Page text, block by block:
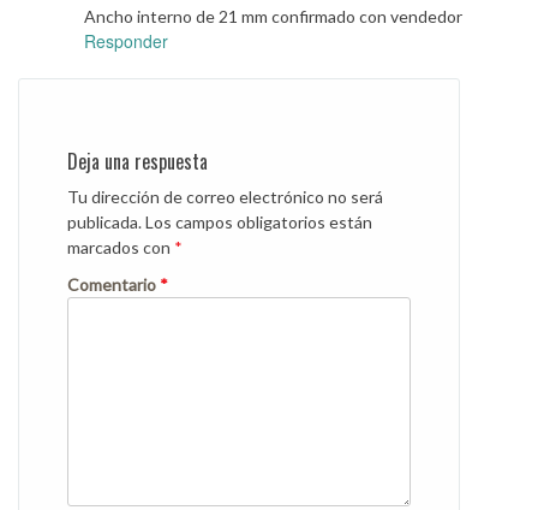
Ancho interno de 21 mm confirmado con vendedor
Responder
Deja una respuesta
Tu dirección de correo electrónico no será
publicada.Los campos obligatorios están
marcados con *
Comentario *